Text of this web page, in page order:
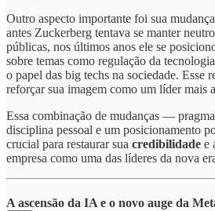
Outro aspecto importante foi sua
antes Zuckerberg tentava se manter
públicas, nos últimos anos ele se
sobre temas como regulação da
o papel das big techs na sociedade. Esse
reforçar sua imagem como um líder mais
Essa combinação de mudanças —
disciplina pessoal e um posicionamento
crucial para restaurar sua credibilidade e
empresa como uma das líderes da nova
A ascensão da IA e o novo auge da